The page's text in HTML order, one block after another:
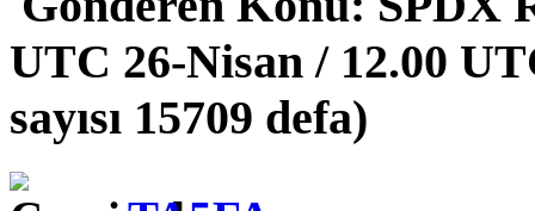
UTC 26-Nisan / 12.00
sayısı 15709 defa)